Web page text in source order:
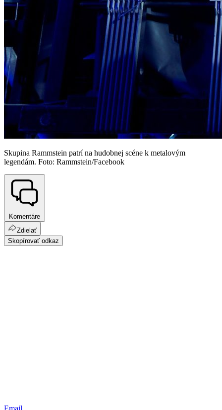
Skupina Rammstein patrí na hudobnej scéne k metalovým
legendám. Foto: Rammstein/Facebook
Komentáre
Zdielať
Skopírovať odkaz